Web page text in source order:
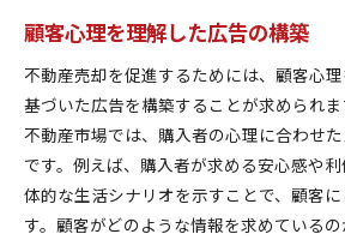
顧客心理を理解した広告の構築
不動産売却を促進するためには、顧客心
基づいた広告を構築することが求められ
不動産市場では、購入者の心理に合わせ
です。例えば、購入者が求める安心感や
体的な生活シナリオを示すことで、顧客
す。顧客がどのような情報を求めている